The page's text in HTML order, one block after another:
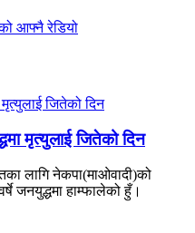
मृत्युलाई जितेको दिन
लागि नेकपा(माओवादी)को
जनयुद्धमा हाम्फालेको हुँ।